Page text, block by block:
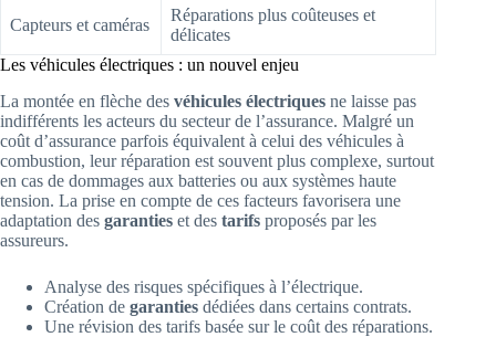
Capteurs et caméras
Réparations plus coûteuses et
délicates
Les véhicules électriques : un nouvel enjeu
La montée en flèche des véhicules électriques ne laisse pas
indifférents les acteurs du secteur de l’assurance. Malgré un
coût d’assurance parfois équivalent à celui des véhicules à
combustion, leur réparation est souvent plus complexe, surtout
en cas de dommages aux batteries ou aux systèmes haute
tension. La prise en compte de ces facteurs favorisera une
adaptation des garanties et des tarifs proposés par les
assureurs.
Analyse des risques spécifiques à l’électrique.
Création de garanties dédiées dans certains contrats.
Une révision des tarifs basée sur le coût des réparations.